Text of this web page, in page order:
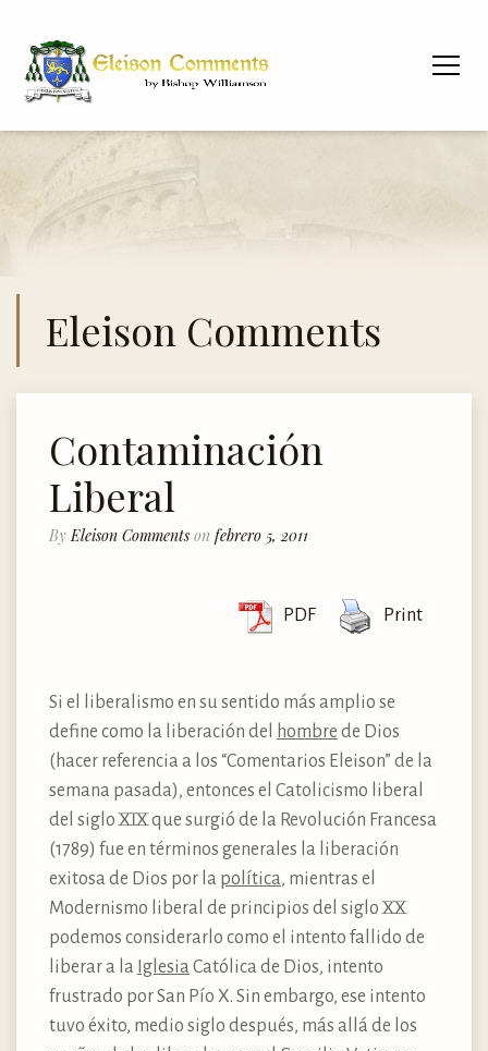
Eleison Comments
Contaminación
Liberal
By Eleison Comments on febrero 5, 2011
PDF Print
Si el liberalismo en su sentido más amplio se
define como la liberación del
hombre de Dios
(hacer referencia a los “Comentarios Eleison” de la
semana pasada), entonces el Catolicismo liberal
del siglo XIX que surgió de la Revolución Francesa
(1789) fue en términos generales la liberación
exitosa de Dios por la política, mientras el
Modernismo liberal de principios del siglo XX
podemos considerarlo como el intento fallido de
liberar a la Iglesia Católica de Dios, intento
frustrado por San Pío X. Sin embargo, ese intento
tuvo éxito, medio siglo después, más allá de los